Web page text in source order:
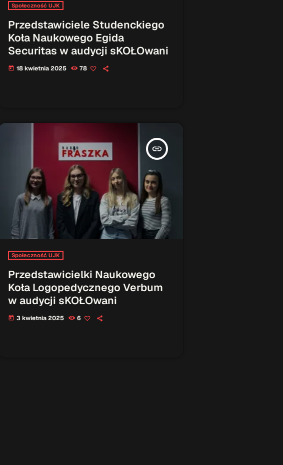
Społeczność UJK
Przedstawiciele Studenckiego
Koła Naukowego Egida
Securitas w audycji sKOŁOwani
today 18 kwietnia 2025 78
insert_link
Społeczność UJK
Przedstawicielki Naukowego
Koła Logopedycznego Verbum
w audycji sKOŁOwani
today 3 kwietnia 2025 6